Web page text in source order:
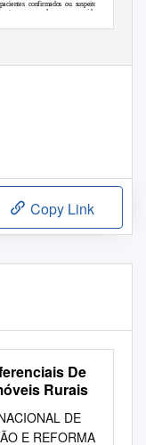
confirmados ou suspeitos de
ao grupo de pessoas consideradas
60 (sessenta) anos até um ano
Copy Link
De
Rurais
DE
E REFORMA